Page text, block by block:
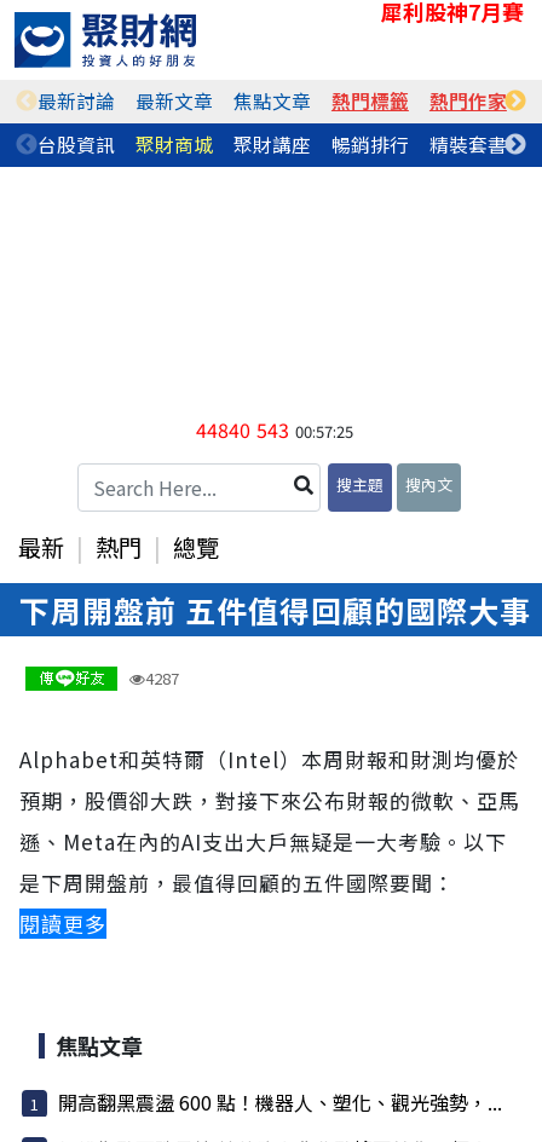
犀利股神7月賽
最新討論 最新文章 焦點文章 熱門標籤 熱門作家
台股資訊
聚財商城 聚財講座 暢銷排行 精裝套書
44840 543 00:57:25
搜主題 搜內文
最新 熱門 總覽
下周開盤前 五件值得回顧的國際大事
4287
Alphabet和英特爾（Intel）本周財報和財測均優於
預期，股價卻大跌，對接下來公布財報的微軟、亞馬
遜、Meta在內的AI支出大戶無疑是一大考驗。以下
是下周開盤前，最值得回顧的五件國際要聞：
閱讀更多
焦點文章
開高翻黑震盪 600 點！機器人、塑化、觀光強勢，...